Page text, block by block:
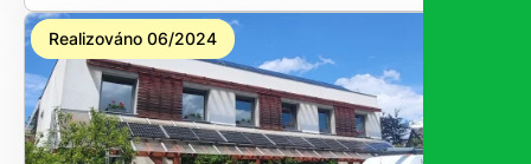
Realizováno 06/2024